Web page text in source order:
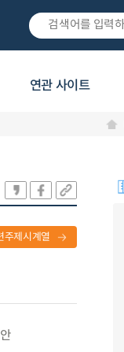
연관 사이트
주제시계열